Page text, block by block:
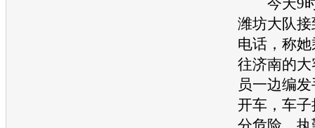
今天9时
潍坊大队
电话，称
往济南的
员一边编
开车，车